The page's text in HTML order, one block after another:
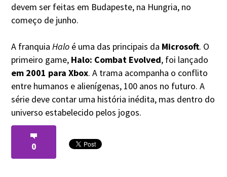
devem ser feitas em Budapeste, na Hungria, no
começo de junho.
A franquiaHalo é uma das principais da Microsoft. O
primeiro game, Halo: Combat Evolved, foi lançado
em 2001 para Xbox. A trama acompanha o conflito
entre humanos e alienígenas, 100 anos no futuro. A
série deve contar uma história inédita, mas dentro do
universo estabelecido pelos jogos.
0